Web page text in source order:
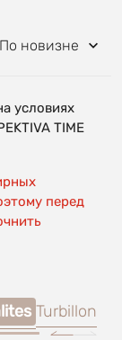
По новизне
условиях
TIME
перед
Turbillon